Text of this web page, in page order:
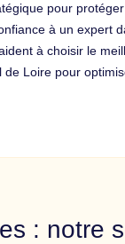
pour
à un expert
à choisir le
Loire pour
: notre